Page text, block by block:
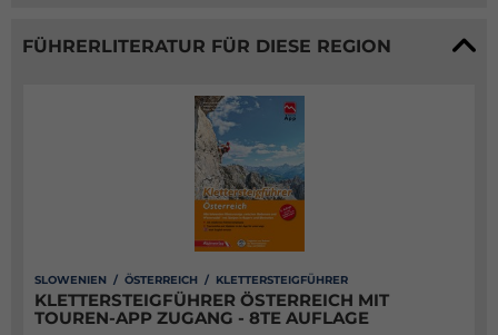
FÜHRERLITERATUR FÜR DIESE REGION
SLOWENIEN / ÖSTERREICH / KLETTERSTEIGFÜHRER
KLETTERSTEIGFÜHRER ÖSTERREICH MIT
TOUREN-APP ZUGANG - 8TE AUFLAGE